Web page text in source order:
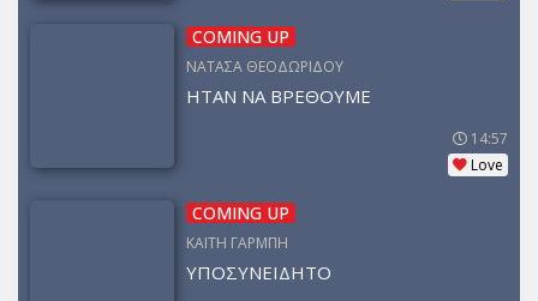
COMING UP
ΝΑΤΑΣΑ ΘΕΟΔΩΡΙΔΟΥ
ΗΤΑΝ ΝΑ ΒΡΕΘΟΥΜΕ
14:57
Love
COMING UP
ΚΑΙΤΗ ΓΑΡΜΠΗ
ΥΠΟΣΥΝΕΙΔΗΤΟ